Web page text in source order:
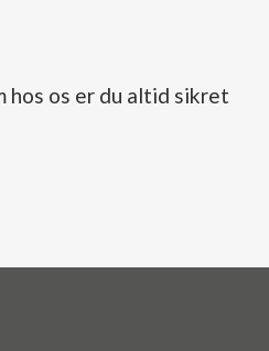
hos os er du altid sikret